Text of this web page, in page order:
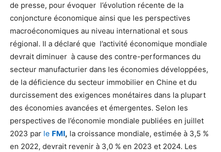
de presse, pour évoquer l’évolution récente de la
conjoncture économique ainsi que les perspectives
macroéconomiques au niveau international et sous
régional. Il a déclaré que l’activité économique mondiale
devrait diminuer à cause des contre-performances du
secteur manufacturier dans les économies développées,
de la déficience du secteur immobilier en Chine et du
durcissement des exigences monétaires dans la plupart
des économies avancées et émergentes. Selon les
perspectives de l’économie mondiale publiées en juillet
2023 par le FMI, la croissance mondiale, estimée à 3,5 %
en 2022, devrait revenir à 3,0 % en 2023 et 2024. Les